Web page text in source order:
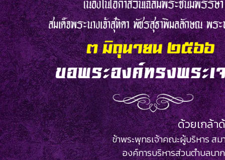
ด้วยเกล้า
ข้าพระพุทธเจ้าคณะผู้บริหาร ส
องค์การบริหารส่วนตำบลนา